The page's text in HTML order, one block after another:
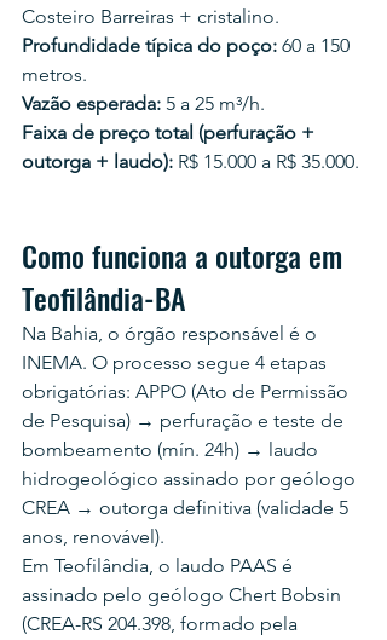
Costeiro Barreiras + cristalino.
Profundidade típica do poço: 60 a 150
metros.
Vazão esperada: 5 a 25 m³/h.
Faixa de preço total (perfuração +
outorga + laudo): R$ 15.000 a R$ 35.000.
Como funciona a outorga em
Teofilândia-BA
Na Bahia, o órgão responsável é o
INEMA. O processo segue 4 etapas
obrigatórias: APPO (Ato de Permissão
de Pesquisa) → perfuração e teste de
bombeamento (mín. 24h) → laudo
hidrogeológico assinado por geólogo
CREA → outorga definitiva (validade 5
anos, renovável).
Em Teofilândia, o laudo PAAS é
assinado pelo geólogo Chert Bobsin
(CREA-RS 204.398, formado pela